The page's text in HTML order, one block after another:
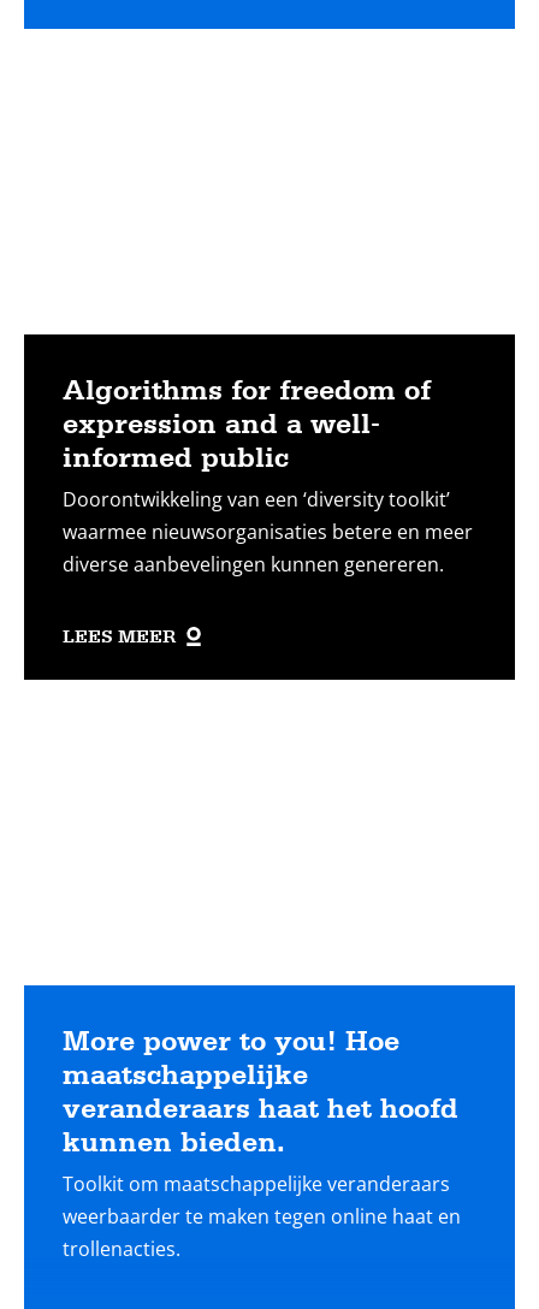
Algorithms for freedom of
expression and a well-
informed public
Doorontwikkeling van een ‘diversity toolkit’
waarmee nieuwsorganisaties betere en meer
diverse aanbevelingen kunnen genereren.
LEES MEER
More power to you! Hoe
maatschappelijke
veranderaars haat het hoofd
kunnen bieden.
Toolkit om maatschappelijke veranderaars
weerbaarder te maken tegen online haat en
trollenacties.